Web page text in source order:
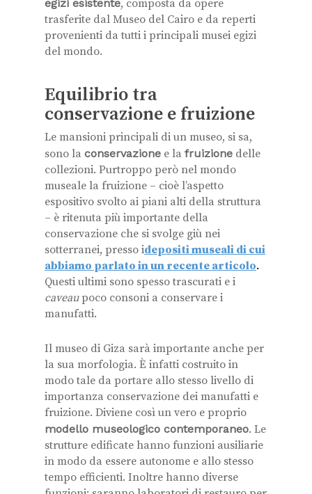
egizi esistente, composta da opere
trasferite dal Museo del Cairo e da reperti
provenienti da tutti i principali musei egizi
del mondo.
Equilibrio tra
conservazione e fruizione
Le mansioni principali di un museo, si sa,
sono la conservazione e la fruizione delle
collezioni. Purtroppo però nel mondo
museale la fruizione – cioè l’aspetto
espositivo svolto ai piani alti della struttura
– è ritenuta più importante della
conservazione che si svolge giù nei
sotterranei, presso idepositi museali di cui
abbiamo parlato in un recente articolo.
Questi ultimi sono spesso trascurati e i
caveaupoco consoni a conservare i
manufatti.
Il museo di Giza sarà importante anche per
la sua morfologia. È infatti costruito in
modo tale da portare allo stesso livello di
importanza conservazione dei manufatti e
fruizione. Diviene così un vero e proprio
modello museologico contemporaneo. Le
strutture edificate hanno funzioni ausiliarie
in modo da essere autonome e allo stesso
tempo efficienti. Inoltre hanno diverse